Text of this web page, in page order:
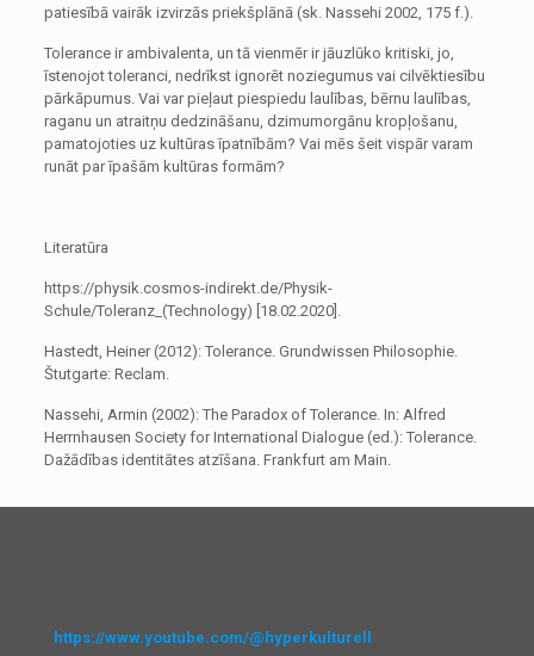
patiesībā vairāk izvirzās priekšplānā (sk. Nassehi 2002, 175 f.).
Tolerance ir ambivalenta, un tā vienmēr ir jāuzlūko kritiski, jo,
īstenojot toleranci, nedrīkst ignorēt noziegumus vai cilvēktiesību
pārkāpumus. Vai var pieļaut piespiedu laulības, bērnu laulības,
raganu un atraitņu dedzināšanu, dzimumorgānu kropļošanu,
pamatojoties uz kultūras īpatnībām? Vai mēs šeit vispār varam
runāt par īpašām kultūras formām?
Literatūra
https://physik.cosmos-indirekt.de/Physik-
Schule/Toleranz_(Technology) [18.02.2020].
Hastedt, Heiner (2012): Tolerance. Grundwissen Philosophie.
Štutgarte: Reclam.
Nassehi, Armin (2002): The Paradox of Tolerance. In: Alfred
Herrnhausen Society for International Dialogue (ed.): Tolerance.
Dažādības identitātes atzīšana. Frankfurt am Main.
https://www.youtube.com/@hyperkulturell